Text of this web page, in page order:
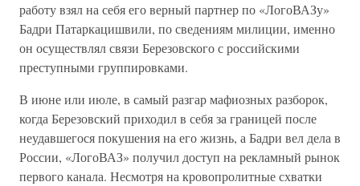
работу взял на себя его верный партнер по «ЛогоВАЗу»
Бадри Патаркацишвили, по сведениям милиции, именно
он осуществлял связи Березовского с российскими
преступными группировками.
В июне или июле, в самый разгар мафиозных разборок,
когда Березовский приходил в себя за границей после
неудавшегося покушения на его жизнь, а Бадри вел дела в
России, «ЛогоВАЗ» получил доступ на рекламный рынок
первого канала. Несмотря на кровопролитные схватки